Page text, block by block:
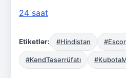
24 saat
Etiketlər: #Hindistan
#KəndTəsərrüfatı